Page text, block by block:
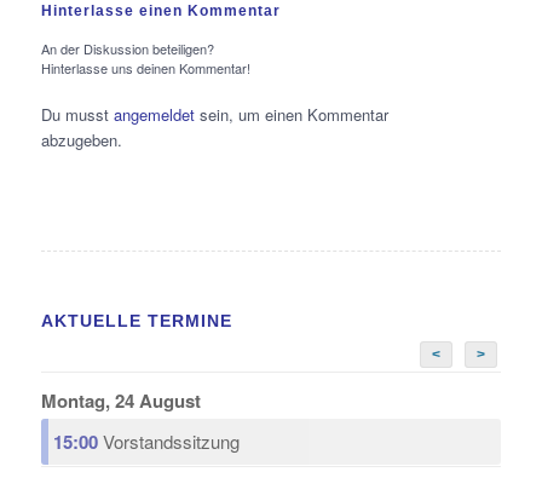
Hinterlasse einen Kommentar
An der Diskussion beteiligen?
Hinterlasse uns deinen Kommentar!
Du musst angemeldetsein, um einen Kommentar
abzugeben.
AKTUELLE TERMINE
< >
Montag, 24 August
15:00Vorstandssitzung